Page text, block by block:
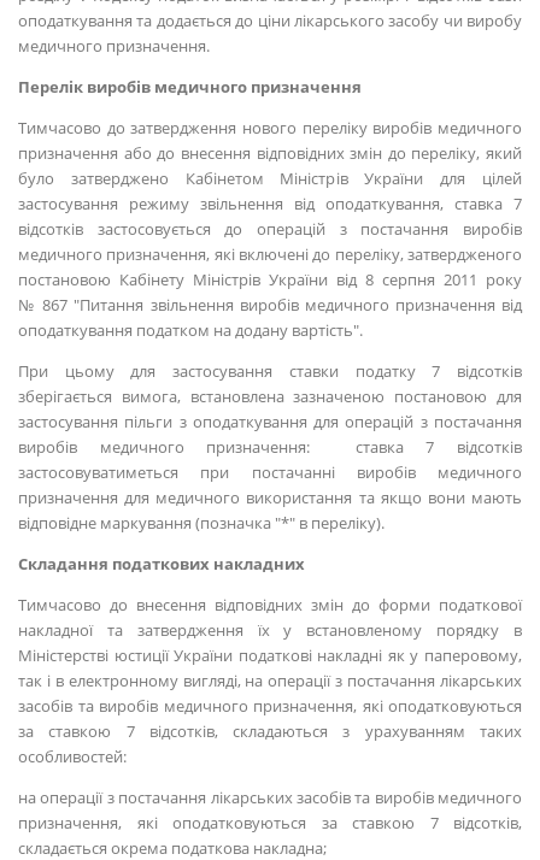
оподаткування та додається до ціни лікарського засобу чи виробу
медичного призначення.
Перелік виробів медичного призначення
Тимчасово до затвердження нового переліку виробів медичного
призначення або до внесення відповідних змін до переліку, який
було затверджено Кабінетом Міністрів України для цілей
застосування режиму звільнення від оподаткування, ставка 7
відсотків застосовується до операцій з постачання виробів
медичного призначення, які включені до переліку, затвердженого
постановою Кабінету Міністрів України від 8 серпня 2011 року
№ 867 "Питання звільнення виробів медичного призначення від
оподаткування податком на додану вартість".
При цьому для застосування ставки податку 7 відсотків
зберігається вимога, встановлена зазначеною постановою для
застосування пільги з оподаткування для операцій з постачання
виробів медичного призначення: ставка 7 відсотків
застосовуватиметься при постачанні виробів медичного
призначення для медичного використання та якщо вони мають
відповідне маркування (позначка "*" в переліку).
Складання податкових накладних
Тимчасово до внесення відповідних змін до форми податкової
накладної та затвердження їх у встановленому порядку в
Міністерстві юстиції України податкові накладні як у паперовому,
так і в електронному вигляді, на операції з постачання лікарських
засобів та виробів медичного призначення, які оподатковуються
за ставкою 7 відсотків, складаються з урахуванням таких
особливостей:
на операції з постачання лікарських засобів та виробів медичного
призначення, які оподатковуються за ставкою 7 відсотків,
складається окрема податкова накладна;